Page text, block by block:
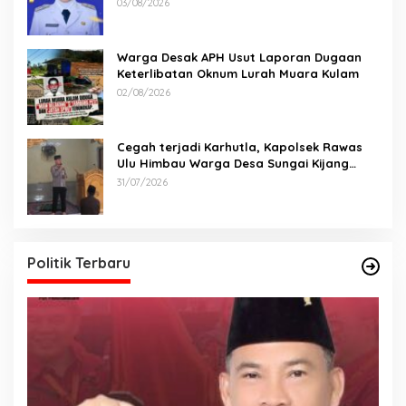
03/08/2026
Warga Desak APH Usut Laporan Dugaan
Keterlibatan Oknum Lurah Muara Kulam
02/08/2026
Cegah terjadi Karhutla, Kapolsek Rawas
Ulu Himbau Warga Desa Sungai Kijang
Sesuai Maklumat Kapolda Sumsel
31/07/2026
Politik Terbaru